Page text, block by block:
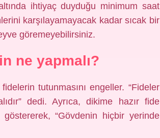
ihtiyaç duyduğu minimum saat
karşılayamayacak kadar sıcak bir
göremeyebilirsiniz.
ne yapmalı?
tutunmasını engeller. “Fideler
dedi. Ayrıca, dikime hazır fide
“Gövdenin hiçbir yerinde